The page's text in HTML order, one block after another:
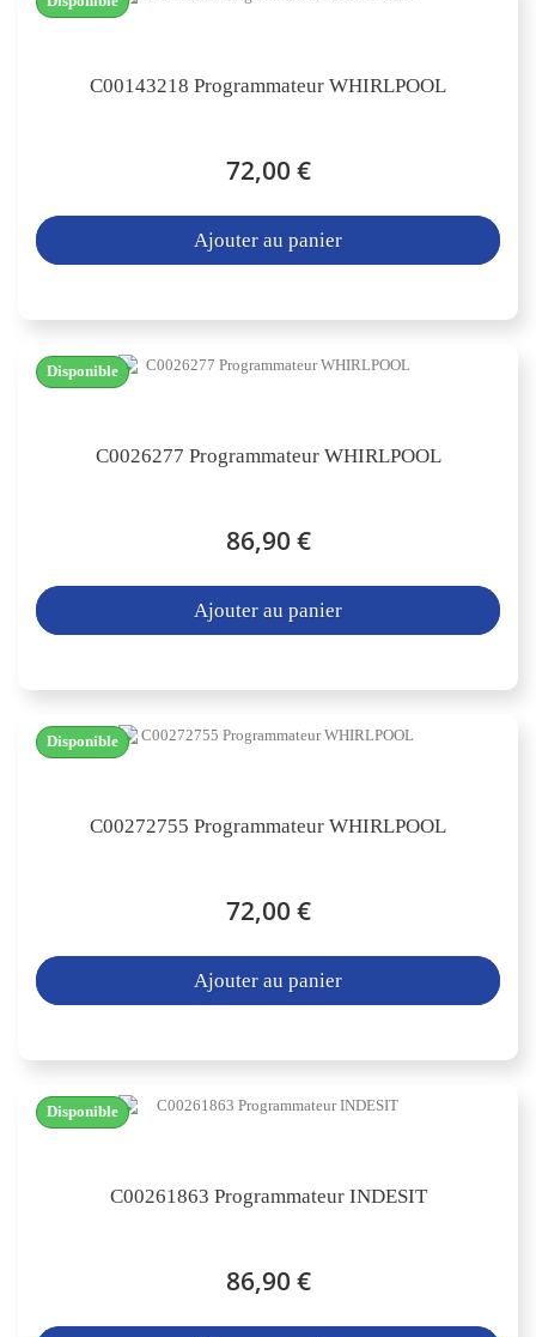
C00143218 Programmateur WHIRLPOOL
72,00 €
Ajouter au panier
C0026277 Programmateur WHIRLPOOL
86,90 €
Disponible
Ajouter au panier
C00272755 Programmateur WHIRLPOOL
72,00 €
Disponible
Ajouter au panier
C00261863 Programmateur INDESIT
86,90 €
Disponible